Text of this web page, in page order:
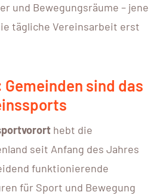
und Bewegungsräume – jene
tägliche Vereinsarbeit erst
sind das
hebt die
seit Anfang des Jahres
funktionierende
für Sport und Bewegung